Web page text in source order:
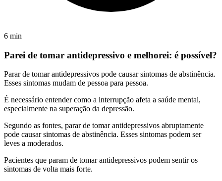
6 min
Parei de tomar antidepressivo e melhorei: é possível?
Parar de tomar antidepressivos pode causar sintomas de abstinência.
Esses sintomas mudam de pessoa para pessoa.
É necessário entender como a interrupção afeta a saúde mental,
especialmente na superação da depressão.
Segundo as fontes, parar de tomar antidepressivos abruptamente
pode causar sintomas de abstinência. Esses sintomas podem ser
leves a moderados.
Pacientes que param de tomar antidepressivos podem sentir os
sintomas de volta mais forte.